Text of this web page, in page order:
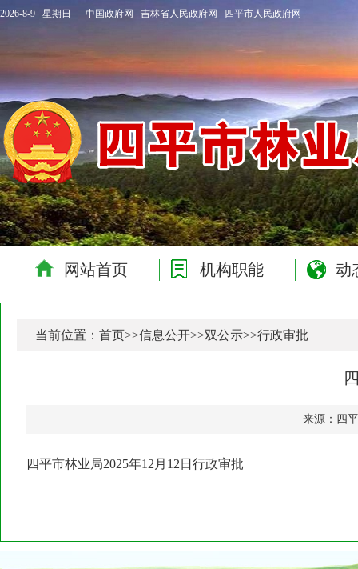
2026-8-9 星期日 中国政府网 吉林省人民政府网 四平市人民政府网
网站首页 机构职能 动
当前位置：首页>>信息公开>>双公示>>行政审批
来源：四
四平市林业局2025年12月12日行政审批